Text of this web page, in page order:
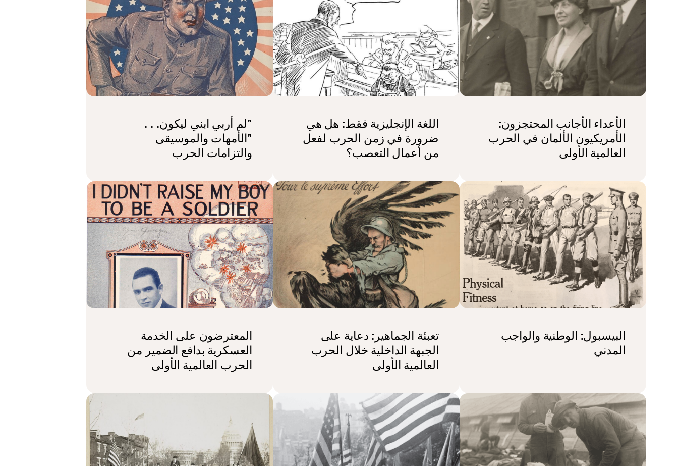
الأعداء الأجانب المحتجزون:
الأمريكيون الألمان في الحرب
العالمية الأولى
اللغة الإنجليزية فقط: هل هي
ضرورة في زمن الحرب لفعل
من أعمال التعصب؟
"لم أربي ابني ليكون. . .
"الأمهات والموسيقى
والتزامات الحرب
البيسبول: الوطنية والواجب
المدني
تعبئة الجماهير: دعاية على
الجبهة الداخلية خلال الحرب
العالمية الأولى
المعترضون على الخدمة
العسكرية بدافع الضمير من
الحرب العالمية الأولى